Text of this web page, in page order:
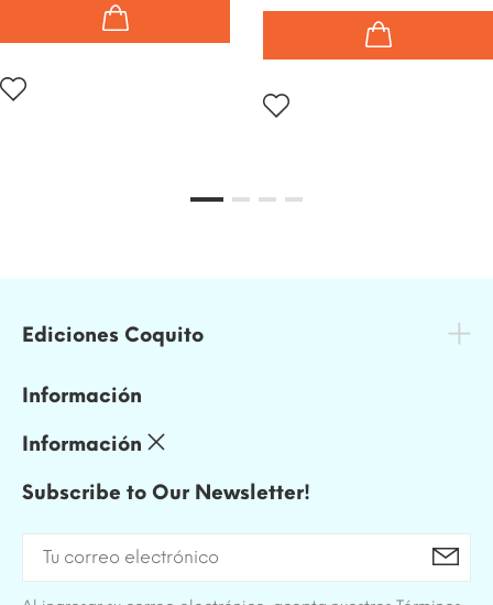
Ediciones Coquito
Información
Información
Subscribe to Our Newsletter!